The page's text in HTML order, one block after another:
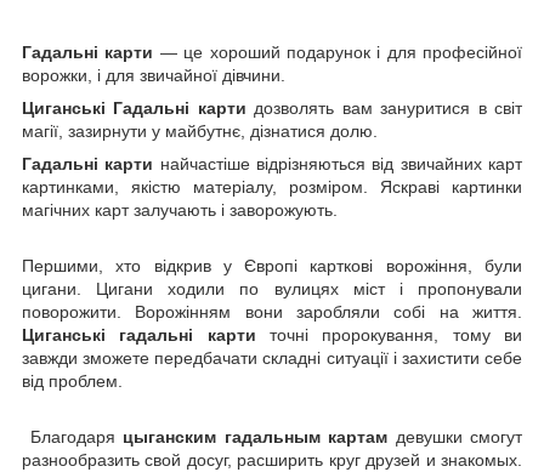
Гадальні карти ― це хороший подарунок і для професійної
ворожки, і для звичайної дівчини.
Циганські Гадальні картидозволять вам зануритися в світ
магії, зазирнути у майбутнє, дізнатися долю.
Гадальні карти найчастіше відрізняються від звичайних карт
картинками, якістю матеріалу, розміром. Яскраві картинки
магічних карт залучають і заворожують.
Першими, хто відкрив у Європі карткові ворожіння, були
цигани. Цигани ходили по вулицях міст і пропонували
поворожити. Ворожінням вони заробляли собі на життя.
Циганські гадальні карти точні пророкування, тому ви
завжди зможете передбачати складні ситуації і захистити себе
від проблем.
Благодаря цыганским гадальным картам девушки смогут
разнообразить свой досуг, расширить круг друзей и знакомых.